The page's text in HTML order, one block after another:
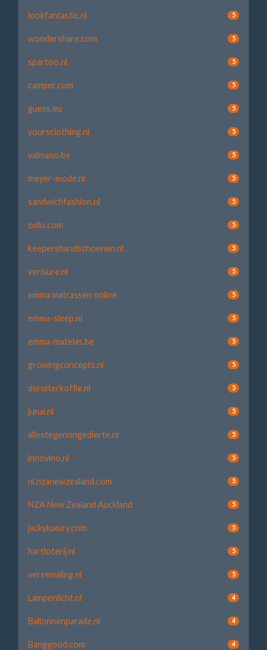
lookfantastic.nl 5
wondershare.com 5
spartoo.nl 5
camper.com 5
guess.eu 5
yoursclothing.nl 5
valmano.be 5
meyer-mode.nl 5
sandwichfashion.nl 5
odlo.com 5
keepershandschoenen.nl 5
verisure.nl 5
emma matrassen online 5
emma-sleep.nl 5
emma-matelas.be 5
growingconcepts.nl 5
deruiterkoffie.nl 5
junai.nl 5
allestegenongedierte.nl 5
innovino.nl 5
nl.nzanewzealand.com 5
NZA New Zealand Auckland 5
jackyluxury.com 5
hartloterij.nl 5
versemaling.nl 5
Lampenlicht.nl 4
Ballonnenparade.nl 4
Banggood.com 4